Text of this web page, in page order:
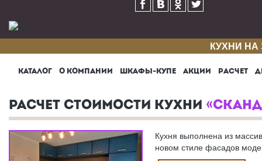
КУХНИ
КАТАЛОГ О КОМПАНИИ ШКАФЫ-КУПЕ АКЦИИ РАСЧЕТ
РАСЧЕТ СТОИМОСТИ КУХНИ
Кухня выполнена из
новом стиле фасадов